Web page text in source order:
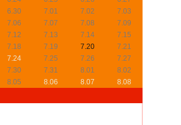
6.30 7.01 7.02
7.03
7.06 7.07 7.08
7.09
7.12 7.13 7.14
7.15
7.18 7.19 7.20
7.21
7.24 7.25 7.26
7.27
7.30 7.31 8.01
8.02
8.05 8.06 8.07
8.08